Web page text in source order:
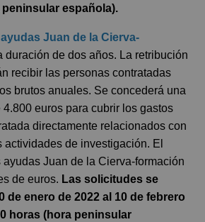
española).
Juan de la Cierva-
duración de dos años. La retribución
recibir las personas contratadas
brutos anuales. Se concederá una
euros para cubrir los gastos
directamente relacionados con
actividades de investigación. El
Juan de la Cierva-formación
de euros. Las solicitudes se
de enero de 2022 al 10 de febrero
horas (hora peninsular